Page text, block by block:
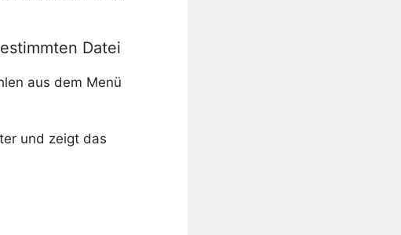
Datei
aus dem Menü
und zeigt das